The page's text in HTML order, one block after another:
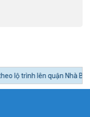
lên quận Nhà Bè.